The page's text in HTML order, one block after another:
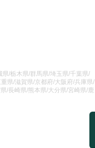
/栃木県/群馬県/埼玉県/千葉県/
県/滋賀県/京都府/大阪府/兵庫県/
/長崎県/熊本県/大分県/宮崎県/鹿